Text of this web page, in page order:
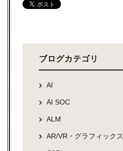
ブログカテゴリ
AI
AI SOC
ALM
AR/VR・グラフィックス